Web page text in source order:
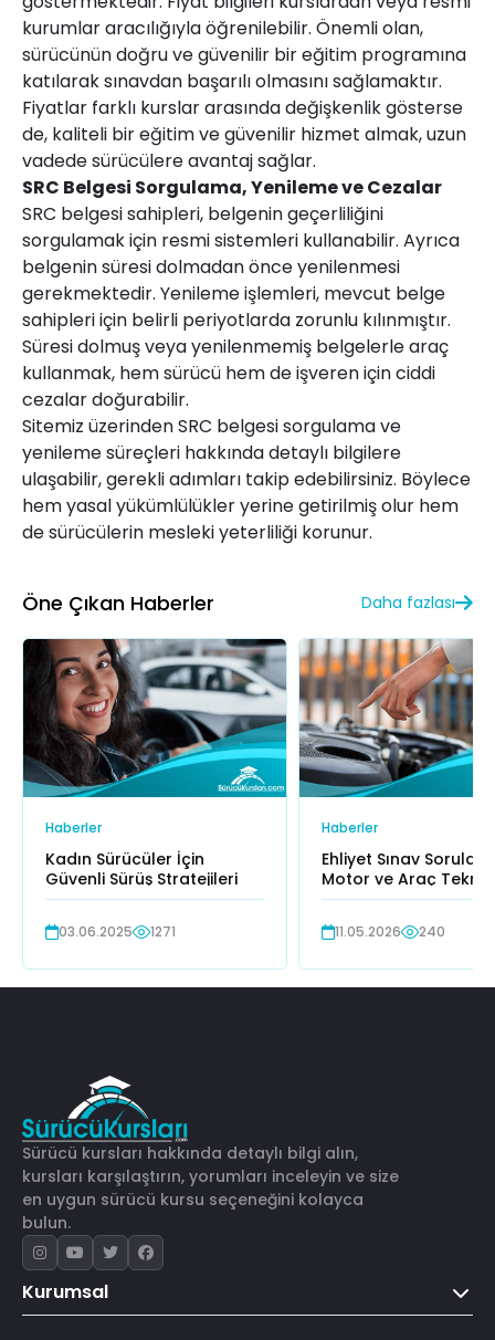
kurumlar aracılığıyla öğrenilebilir. Önemli olan,
sürücünün doğru ve güvenilir bir eğitim programına
katılarak sınavdan başarılı olmasını sağlamaktır.
Fiyatlar farklı kurslar arasında değişkenlik gösterse
de, kaliteli bir eğitim ve güvenilir hizmet almak, uzun
vadede sürücülere avantaj sağlar.
SRC Belgesi Sorgulama, Yenileme ve Cezalar
SRC belgesi sahipleri, belgenin geçerliliğini
sorgulamak için resmi sistemleri kullanabilir. Ayrıca
belgenin süresi dolmadan önce yenilenmesi
gerekmektedir. Yenileme işlemleri, mevcut belge
sahipleri için belirli periyotlarda zorunlu kılınmıştır.
Süresi dolmuş veya yenilenmemiş belgelerle araç
kullanmak, hem sürücü hem de işveren için ciddi
cezalar doğurabilir.
Sitemiz üzerinden SRC belgesi sorgulama ve
yenileme süreçleri hakkında detaylı bilgilere
ulaşabilir, gerekli adımları takip edebilirsiniz. Böylece
hem yasal yükümlülükler yerine getirilmiş olur hem
de sürücülerin mesleki yeterliliği korunur.
Öne Çıkan Haberler Daha fazlası
Haberler
Kadın Sürücüler İçin
Güvenli Sürüş Stratejileri
03.06.2025 1271
Haberler
Ehliyet Sınav Soruları:
Motor ve Araç Tekniği
İpuçları
11.05.2026 240
Sürücü kursları hakkında detaylı bilgi alın,
kursları karşılaştırın, yorumları inceleyin ve size
en uygun sürücü kursu seçeneğini kolayca
bulun.
Kurumsal